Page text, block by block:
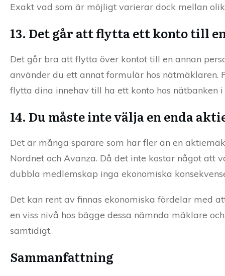
Exakt vad som är möjligt varierar dock mellan
13. Det går att flytta ett konto till
Det går bra att flytta över kontot till en annan
använder du ett annat formulär hos nätmäklaren.
flytta dina innehav till ha ett konto hos nätbanken
14. Du måste inte välja en enda
Det är många sparare som har fler än en
Nordnet och Avanza. Då det inte kostar något att
dubbla medlemskap inga ekonomiska
Det kan rent av finnas ekonomiska fördelar med
en viss nivå hos bägge dessa nämnda mäklare
samtidigt.
Sammanfattning